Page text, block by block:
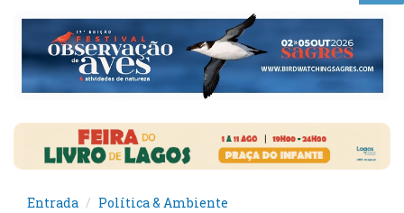
Entrada Política & Ambiente